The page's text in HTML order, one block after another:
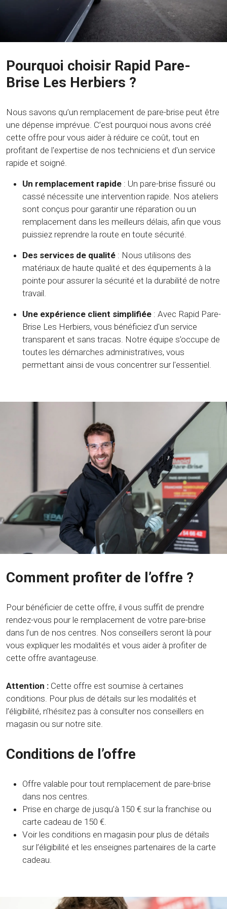
Pourquoi choisir Rapid Pare-
Brise Les Herbiers ?
Nous savons qu’un remplacement de pare-brise peut être
une dépense imprévue. C’est pourquoi nous avons créé
cette offre pour vous aider à réduire ce coût, tout en
profitant de l'expertise de nos techniciens et d'un service
rapide et soigné.
Un remplacement rapide : Un pare-brise fissuré ou
cassé nécessite une intervention rapide. Nos ateliers
sont conçus pour garantir une réparation ou un
remplacement dans les meilleurs délais, afin que vous
puissiez reprendre la route en toute sécurité.
Des services de qualité : Nous utilisons des
matériaux de haute qualité et des équipements à la
pointe pour assurer la sécurité et la durabilité de notre
travail.
Une expérience client simplifiée : Avec Rapid Pare-
Brise Les Herbiers, vous bénéficiez d'un service
transparent et sans tracas. Notre équipe s'occupe de
toutes les démarches administratives, vous
permettant ainsi de vous concentrer sur l'essentiel.
Comment profiter de l’offre ?
Pour bénéficier de cette offre, il vous suffit de prendre
rendez-vous pour le remplacement de votre pare-brise
dans l’un de nos centres. Nos conseillers seront là pour
vous expliquer les modalités et vous aider à profiter de
cette offre avantageuse.
Attention : Cette offre est soumise à certaines
conditions. Pour plus de détails sur les modalités et
l’éligibilité, n’hésitez pas à consulter nos conseillers en
magasin ou sur notre site.
Conditions de l’offre
Offre valable pour tout remplacement de pare-brise
dans nos centres.
Prise en charge de jusqu’à 150 € sur la franchise ou
carte cadeau de 150 €.
Voir les conditions en magasin pour plus de détails
sur l’éligibilité et les enseignes partenaires de la carte
cadeau.